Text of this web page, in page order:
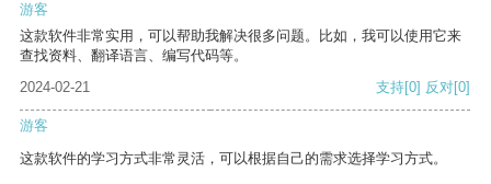
游客
这款软件非常实用，可以帮助我解决很多问题。比如，我可以使用它来
查找资料、翻译语言、编写代码等。
2024-02-21
支持[0] 反对[0]
游客
这款软件的学习方式非常灵活，可以根据自己的需求选择学习方式。